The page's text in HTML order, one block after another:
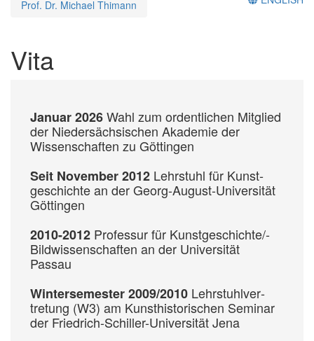
Prof. Dr. Michael Thimann
Vita
Januar 2026Wahl zum ordentlichen Mitglied
der Niedersächsischen Akademie der
Wissenschaften zu Göttingen
Seit November 2012 Lehr­stuhl für Kunst­
geschichte an der Georg-August-Universität
Göttingen
2010-2012 Professur für Kunst­geschichte/­
Bild­wissen­schaften an der Universität
Passau
Wintersemester 2009/2010 Lehr­stuhl­ver­
tretung (W3) am Kunst­historischen Seminar
der Friedrich-Schiller-Universität Jena